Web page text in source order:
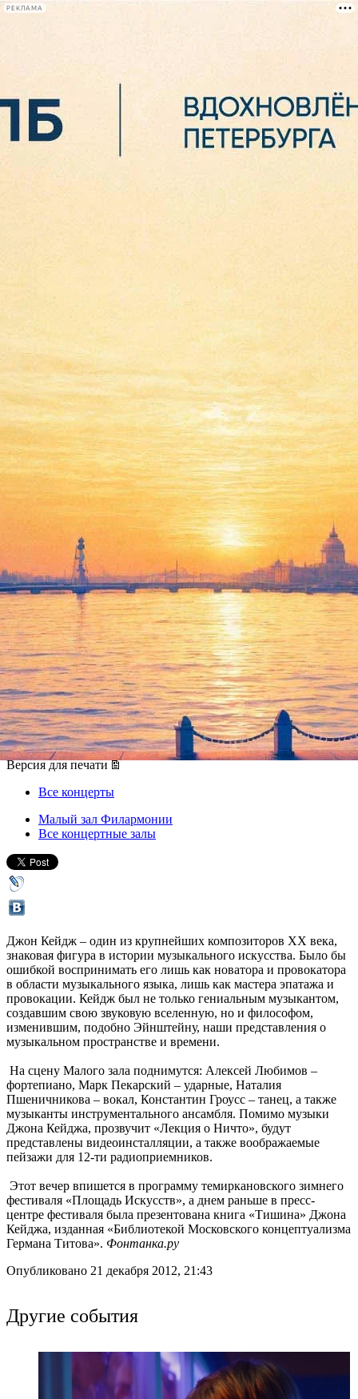
РЕКЛАМА
Сегодня:
Джон Кейдж. «Musicircus».
Концерт-перформанс в честь
100-летия композитора
22 декабря 2012, суббота,19.00
Версия для печати
Все концерты
Малый зал Филармонии
Все концертные залы
Джон Кейдж – один из крупнейших композиторов XX века,
знаковая фигура в истории музыкального искусства. Было бы
ошибкой воспринимать его лишь как новатора и провокатора
в области музыкального языка, лишь как мастера эпатажа и
провокации. Кейдж был не только гениальным музыкантом,
создавшим свою звуковую вселенную, но и философом,
изменившим, подобно Эйнштейну, наши представления о
музыкальном пространстве и времени.
На сцену Малого зала поднимутся: Алексей Любимов –
фортепиано, Марк Пекарский – ударные, Наталия
Пшеничникова – вокал, Константин Гроусс – танец, а также
музыканты инструментального ансамбля. Помимо музыки
Джона Кейджа, прозвучит «Лекция о Ничто», будут
представлены видеоинсталляции, а также воображаемые
пейзажи для 12-ти радиоприемников.
Этот вечер впишется в программу темиркановского зимнего
фестиваля «Площадь Искусств», а днем раньше в пресс-
центре фестиваля была презентована книга «Тишина» Джона
Кейджа, изданная «Библиотекой Московского концептуализма
Германа Титова». Фонтанка.ру
Опубликовано 21 декабря 2012, 21:43
Другие события